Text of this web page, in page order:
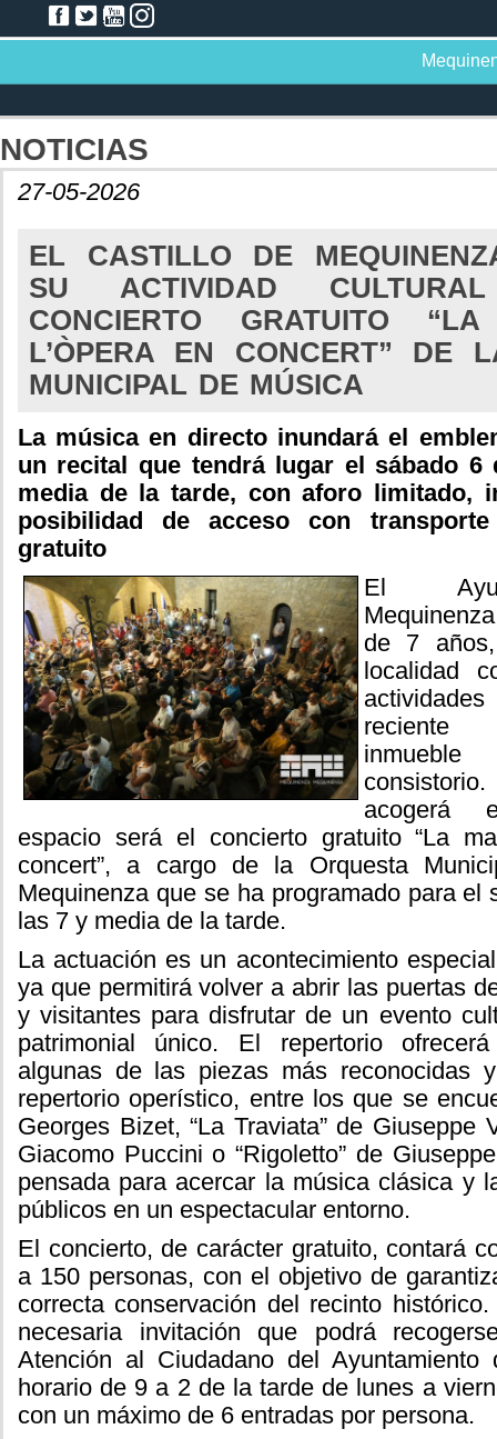
NOTICIAS
27-05-2026
EL CASTILLO DE
SU ACTIVIDAD
CONCIERTO GRATUITO
L’ÒPERA EN CONCERT” DE
MUNICIPAL DE MÚSICA
La música en directo inundará el
un recital que tendrá lugar el sábado
media de la tarde, con aforo limitado,
posibilidad de acceso con
gratuito
El
de 7
localidad
reciente
acogerá
espacio será el concierto gratuito “La
concert”, a cargo de la Orquesta
Mequinenza que se ha programado para el
las 7 y media de la tarde.
La actuación es un acontecimiento
ya que permitirá volver a abrir las puertas
y visitantes para disfrutar de un evento
patrimonial único. El repertorio
algunas de las piezas más reconocidas
repertorio operístico, entre los que se
Georges Bizet, “La Traviata” de Giuseppe
Giacomo Puccini o “Rigoletto” de
pensada para acercar la música clásica y
públicos en un espectacular entorno.
El concierto, de carácter gratuito, contará
a 150 personas, con el objetivo de
correcta conservación del recinto
necesaria invitación que podrá
Atención al Ciudadano del Ayuntamiento
horario de 9 a 2 de la tarde de lunes a
con un máximo de 6 entradas por persona.